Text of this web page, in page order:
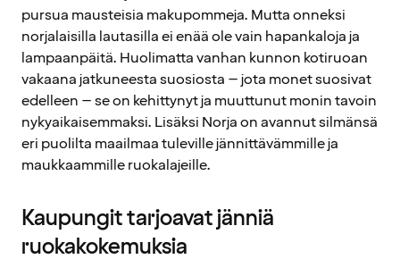
pursua mausteisia makupommeja. Mutta onneksi
norjalaisilla lautasilla ei enää ole vain hapankaloja ja
lampaanpäitä. Huolimatta vanhan kunnon kotiruoan
vakaana jatkuneesta suosiosta – jota monet suosivat
edelleen – se on kehittynyt ja muuttunut monin tavoin
nykyaikaisemmaksi. Lisäksi Norja on avannut silmänsä
eri puolilta maailmaa tuleville jännittävämmille ja
maukkaammille ruokalajeille.
Kaupungit tarjoavat jänniä
ruokakokemuksia